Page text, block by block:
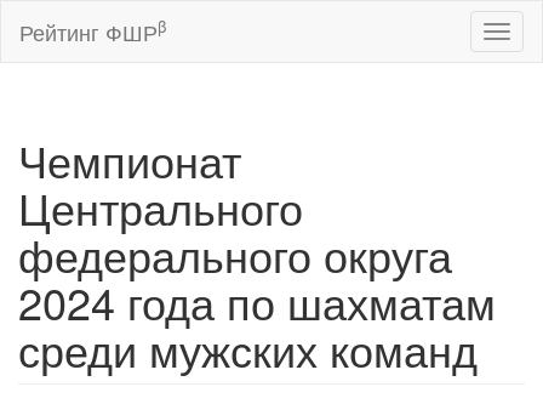
Рейтинг ФШРβ
Чемпионат
Центрального
федерального округа
2024 года по шахматам
среди мужских команд